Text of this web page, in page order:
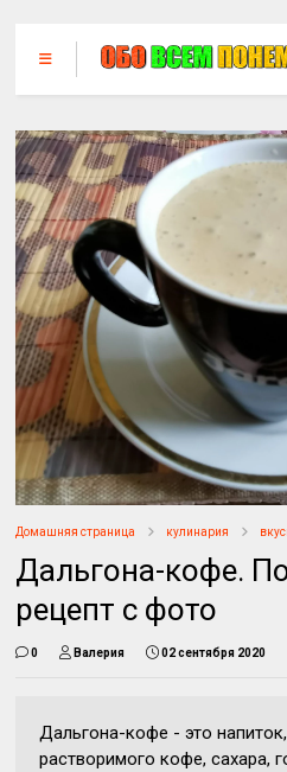
Домашняя страница кулинария
Дальгона-кофе.
рецепт с фото
0 Валерия 02 сентября 2020
Дальгона-кофе - это
растворимого кофе, сахара,